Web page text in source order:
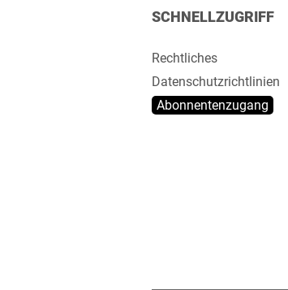
SCHNELLZUGRIFF
Rechtliches
Datenschutzrichtlinien
Abonnentenzugang